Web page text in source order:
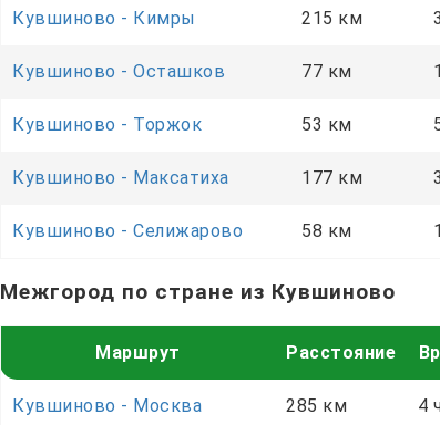
Кувшиново - Кимры 215 км
Кувшиново - Осташков 77 км
Кувшиново - Торжок 53 км
Кувшиново - Максатиха 177 км
Кувшиново - Селижарово 58 км
Межгород по стране из Кувшиново
Маршрут Расстояние
Кувшиново - Москва 285 км 4